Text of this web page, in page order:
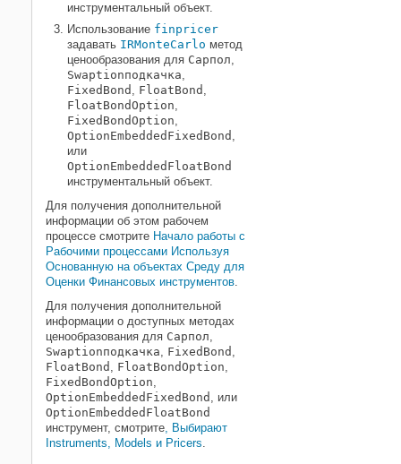
инструментальный объект.
Использование finpricer
задавать IRMonteCarlo метод
ценообразования для Capпол,
Swaptionподкачка,
FixedBond , FloatBond ,
FloatBondOption,
FixedBondOption,
OptionEmbeddedFixedBond ,
или
OptionEmbeddedFloatBond
инструментальный объект.
Для получения дополнительной
информации об этом рабочем
процессе смотрите Начало работы с
Рабочими процессами Используя
Основанную на объектах Среду для
Оценки Финансовых инструментов.
Для получения дополнительной
информации о доступных методах
ценообразования для Capпол,
Swaptionподкачка, FixedBond ,
FloatBond , FloatBondOption,
FixedBondOption,
OptionEmbeddedFixedBond , или
OptionEmbeddedFloatBond
инструмент, смотрите, Выбирают
Instruments, Models и Pricers.